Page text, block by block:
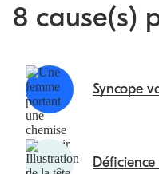
8 cause(s)
Syncope